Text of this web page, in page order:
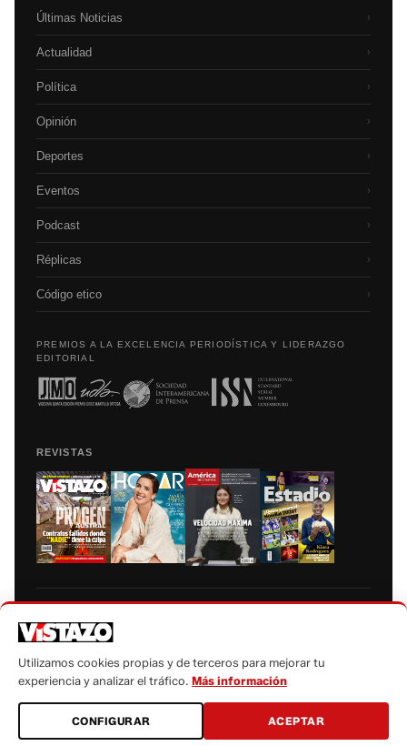
Últimas Noticias ›
Actualidad ›
Política ›
Opinión ›
Deportes ›
Eventos ›
Podcast ›
Réplicas ›
Código etico ›
PREMIOS A LA EXCELENCIA PERIODÍSTICA Y LIDERAZGO
EDITORIAL
REVISTAS
autorización escrita de su titular, de todos los contenidos de Vistazo.com.
Utilizamos cookies propias y de terceros para mejorar tu
experiencia y analizar el tráfico. Más información
CONFIGURAR ACEPTAR